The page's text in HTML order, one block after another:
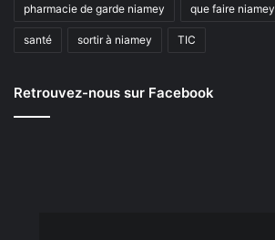
pharmacie de garde niamey que faire niamey
santé sortir à niamey TIC
Retrouvez-nous sur Facebook